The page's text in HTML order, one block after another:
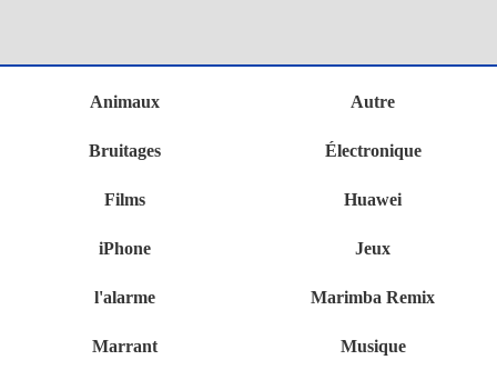
Animaux Autre
Bruitages Électronique
Films Huawei
iPhone Jeux
l'alarme Marimba Remix
Marrant Musique